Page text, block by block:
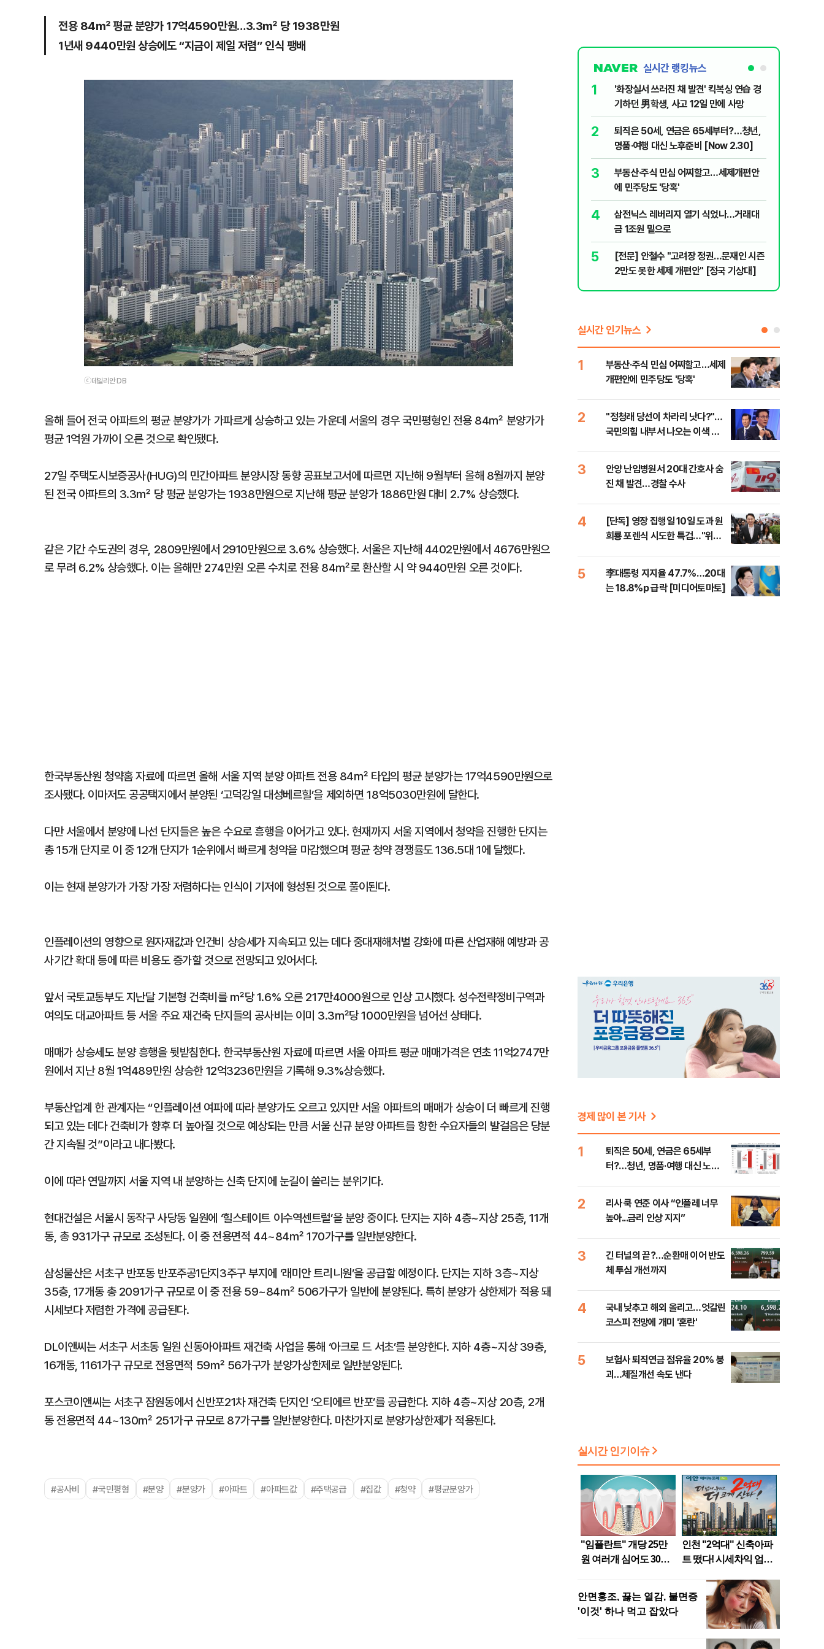
전용 84㎡ 평균 분양가 17억4590만원…3.3㎡ 당 1938만원
1년새 9440만원 상승에도 “지금이 제일 저렴” 인식 팽배
ⓒ데일리안 DB
올해 들어 전국 아파트의 평균 분양가가 가파르게 상승하고 있는 가운데 서울의 경우 국민평형인 전용 84㎡ 분양가가
평균 1억원 가까이 오른 것으로 확인됐다.
27일 주택도시보증공사(HUG)의 민간아파트 분양시장 동향 공표보고서에 따르면 지난해 9월부터 올해 8월까지 분양
된 전국 아파트의 3.3㎡ 당 평균 분양가는 1938만원으로 지난해 평균 분양가 1886만원 대비 2.7% 상승했다.
같은 기간 수도권의 경우, 2809만원에서 2910만원으로 3.6% 상승했다. 서울은 지난해 4402만원에서 4676만원으
로 무려 6.2% 상승했다. 이는 올해만 274만원 오른 수치로 전용 84㎡로 환산할 시 약 9440만원 오른 것이다.
한국부동산원 청약홈 자료에 따르면 올해 서울 지역 분양 아파트 전용 84㎡ 타입의 평균 분양가는 17억4590만원으로
조사됐다. 이마저도 공공택지에서 분양된 ‘고덕강일 대성베르힐’을 제외하면 18억5030만원에 달한다.
다만 서울에서 분양에 나선 단지들은 높은 수요로 흥행을 이어가고 있다. 현재까지 서울 지역에서 청약을 진행한 단지는
총 15개 단지로 이 중 12개 단지가 1순위에서 빠르게 청약을 마감했으며 평균 청약 경쟁률도 136.5대 1에 달했다.
이는 현재 분양가가 가장 가장 저렴하다는 인식이 기저에 형성된 것으로 풀이된다.
인플레이션의 영향으로 원자재값과 인건비 상승세가 지속되고 있는 데다 중대재해처벌 강화에 따른 산업재해 예방과 공
사기간 확대 등에 따른 비용도 증가할 것으로 전망되고 있어서다.
앞서 국토교통부도 지난달 기본형 건축비를 ㎡당 1.6% 오른 217만4000원으로 인상 고시했다. 성수전략정비구역과
여의도 대교아파트 등 서울 주요 재건축 단지들의 공사비는 이미 3.3㎡당 1000만원을 넘어선 상태다.
매매가 상승세도 분양 흥행을 뒷받침한다. 한국부동산원 자료에 따르면 서울 아파트 평균 매매가격은 연초 11억2747만
원에서 지난 8월 1억489만원 상승한 12억3236만원을 기록해 9.3%상승했다.
부동산업계 한 관계자는 “인플레이션 여파에 따라 분양가도 오르고 있지만 서울 아파트의 매매가 상승이 더 빠르게 진행
되고 있는 데다 건축비가 향후 더 높아질 것으로 예상되는 만큼 서울 신규 분양 아파트를 향한 수요자들의 발걸음은 당분
간 지속될 것”이라고 내다봤다.
이에 따라 연말까지 서울 지역 내 분양하는 신축 단지에 눈길이 쏠리는 분위기다.
현대건설은 서울시 동작구 사당동 일원에 ‘힐스테이트 이수역센트럴’을 분양 중이다. 단지는 지하 4층~지상 25층, 11개
동, 총 931가구 규모로 조성된다. 이 중 전용면적 44~84㎡ 170가구를 일반분양한다.
삼성물산은 서초구 반포동 반포주공1단지3주구 부지에 ‘래미안 트리니원’을 공급할 예정이다. 단지는 지하 3층~지상
35층, 17개동 총 2091가구 규모로 이 중 전용 59~84㎡ 506가구가 일반에 분양된다. 특히 분양가 상한제가 적용 돼
시세보다 저렴한 가격에 공급된다.
DL이앤씨는 서초구 서초동 일원 신동아아파트 재건축 사업을 통해 ‘아크로 드 서초’를 분양한다. 지하 4층~지상 39층,
16개동, 1161가구 규모로 전용면적 59㎡ 56가구가 분양가상한제로 일반분양된다.
포스코이앤씨는 서초구 잠원동에서 신반포21차 재건축 단지인 ‘오티에르 반포’를 공급한다. 지하 4층~지상 20층, 2개
동 전용면적 44~130㎡ 251가구 규모로 87가구를 일반분양한다. 마찬가지로 분양가상한제가 적용된다.
#공사비 #국민평형 #분양 #분양가 #아파트 #아파트값 #주택공급 #집값 #청약 #평균분양가
실시간 랭킹뉴스
1
'화장실서 쓰러진 채 발견' 킥복싱 연습 경
기하던 男학생, 사고 12일 만에 사망
2
퇴직은 50세, 연금은 65세부터?…청년,
명품·여행 대신 노후준비 [Now 2.30]
3
부동산·주식 민심 어찌할고…세제개편안
에 민주당도 '당혹'
4
삼전닉스 레버리지 열기 식었나…거래대
금 1조원 밑으로
5
[전문] 안철수 "고려장 정권…문재인 시즌
2만도 못한 세제 개편안" [정국 기상대]
실시간 인기뉴스
1
부동산·주식 민심 어찌할고…세제
개편안에 민주당도 '당혹'
2
​"정청래 당선이 차라리 낫다?"…
국민의힘 내부서 나오는 이색 셈
3
안양 난임병원서 20대 간호사 숨
진 채 발견…경찰 수사
4
[단독] 영장 집행일 10일 도과 원
희룡 포렌식 시도한 특검…"위법
5
李대통령 지지율 47.7%…20대
는 18.8%p 급락 [미디어토마토]
경제 많이 본 기사
1
퇴직은 50세, 연금은 65세부
터?…청년, 명품·여행 대신 노후
2
리사 쿡 연준 이사 “인플레 너무
높아...금리 인상 지지”
3
긴 터널의 끝?…순환매 이어 반도
체 투심 개선까지
4
국내 낮추고 해외 올리고…엇갈린
코스피 전망에 개미 '혼란'
5
보험사 퇴직연금 점유율 20% 붕
괴…체질개선 속도 낸다